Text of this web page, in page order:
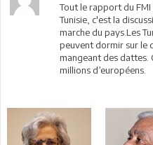
Tout le rapport du
Tunisie, c'est la
marche du pays.Les
peuvent dormir sur le
mangeant des dattes.
millions d’européens.